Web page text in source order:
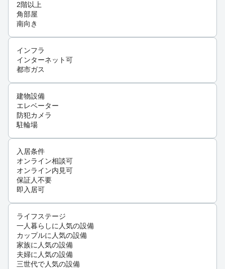
2階以上
角部屋
南向き
インフラ
インターネット可
都市ガス
建物設備
エレベーター
防犯カメラ
駐輪場
入居条件
オンライン相談可
オンライン内見可
保証人不要
即入居可
ライフステージ
一人暮らしに人気の設備
カップルに人気の設備
家族に人気の設備
夫婦に人気の設備
三世代で人気の設備